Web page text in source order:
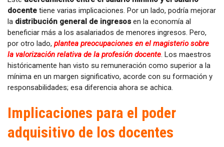
docente tiene varias implicaciones. Por un lado, podría mejorar
la distribución general de ingresos en la economía al
beneficiar más a los asalariados de menores ingresos. Pero,
por otro lado, plantea preocupaciones en el magisterio sobre
la valorización relativa de la profesión docente. Los maestros
históricamente han visto su remuneración como superior a la
mínima en un margen significativo, acorde con su formación y
responsabilidades; esa diferencia ahora se achica.
Implicaciones para el poder
adquisitivo de los docentes